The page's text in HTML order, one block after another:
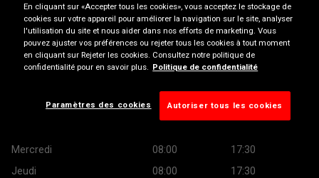
Ouvrir directions
Voir numéro de téléphone
Montag 08:00
17:30
Mercredi
08:00
17:30
Jeudi
08:00
17:30
En cliquant sur «Accepter tous les cookies», vous acceptez le stockage de
cookies sur votre appareil pour améliorer la navigation sur le site, analyser
l'utilisation du site et nous aider dans nos efforts de marketing. Vous
pouvez ajuster vos préférences ou rejeter tous les cookies à tout moment
en cliquant sur Rejeter les cookies. Consultez notre politique de
confidentialité pour en savoir plus. Politique de confidentialité
Paramètres des cookies Autoriser tous les cookies